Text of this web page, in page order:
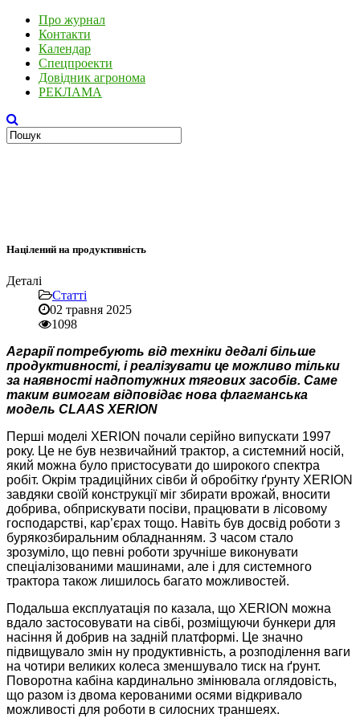
Про журнал
Контакти
Календар
Спецпроекти
Довідник агронома
РЕКЛАМА
Націлений на продуктивність
Деталі
Статті
02 травня 2025
1098
Аграрії потребують від техніки дедалі більше
продуктивності, і реалізувати це можливо тільки
за наявності надпотужних тягових засобів. Саме
таким вимогам відповідає нова флагманська
модель CLAAS XERION
Перші моделі XERION почали серійно випускати 1997
року. Це не був незвичайний трактор, а системний носій,
який можна було пристосувати до широкого спектра
робіт. Окрім традиційних сівби й обробітку ґрунту XERION
завдяки своїй конструкції міг збирати врожай, вносити
добрива, обприскувати посіви, працювати в лісовому
господарстві, кар’єрах тощо. Навіть був досвід роботи з
бурякозбиральним обладнанням. З часом стало
зрозуміло, що певні роботи зручніше виконувати
спеціалізованими машинами, але і для системного
трактора також лишилось багато можливостей.
Подальша експлуатація по казала, що XERION можна
вдало застосовувати на сівбі, розміщуючи бункери для
насіння й добрив на задній платформі. Це значно
підвищувало змін ну продуктивність, а розподілення ваги
на чотири великих колеса зменшувало тиск на ґрунт.
Поворотна кабіна кардинально змінювала оглядовість,
що разом із двома керованими осями відкривало
можливості для роботи в силосних траншеях.